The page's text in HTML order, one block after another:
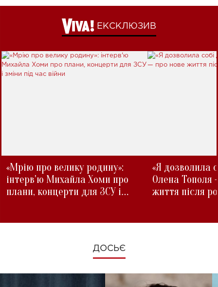
ЕКСКЛЮЗИВ
«Мрію про велику родину»:
інтерв'ю Михайла Хоми про
плани, концерти для ЗСУ і
«Я дозволила
Олена Тополя
життя після
ДОСЬЄ